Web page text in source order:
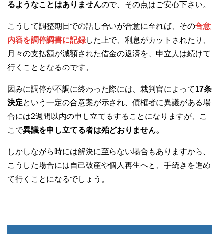
るようなことはありませんので、その点はご安心下さい。
こうして調整期日での話し合いが合意に至れば、その合意
内容を調停調書に記録した上で、利息がカットされたり、
月々の支払額が減額された借金の返済を、申立人は続けて
行くこととなるのです。
因みに調停が不調に終わった際には、裁判官によって17条
決定という一定の合意案が示され、債権者に異議がある場
合には2週間以内の申し立てるすることになりますが、こ
こで異議を申し立てる者は殆どおりません。
しかしながら時には解決に至らない場合もありますから、
こうした場合には自己破産や個人再生へと、手続きを進め
て行くことになるでしょう。